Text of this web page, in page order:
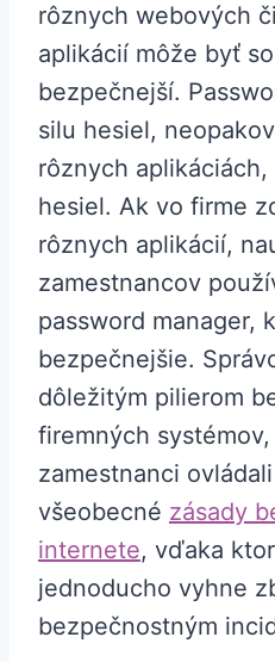
rôznych webových
aplikácií môže byť
bezpečnejší.
silu hesiel,
rôznych
hesiel. Ak vo firme
rôznych aplikácií,
zamestnancov
password manager,
bezpečnejšie.
dôležitým pilierom
firemných
zamestnanci
všeobecné zásady
internete, vďaka
jednoducho vyhne
bezpečnostným